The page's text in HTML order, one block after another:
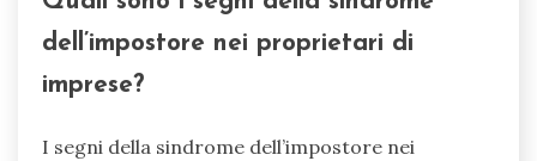
riconoscendo un affaticamento persistente e
una motivazione diminuita, mentre lo stress
normale si manifesta spesso come ansia
tipicamente il risultato di stress prolungato